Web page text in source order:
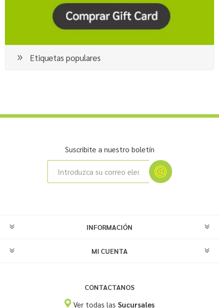
Etiquetas populares
Suscribite a nuestro boletín
INFORMACIÓN
MI CUENTA
CONTACTANOS
Ver todas lasSucursales